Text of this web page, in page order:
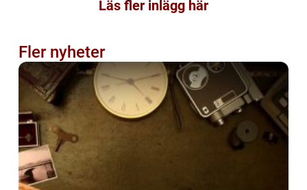
Läs fler inlägg här
Fler nyheter